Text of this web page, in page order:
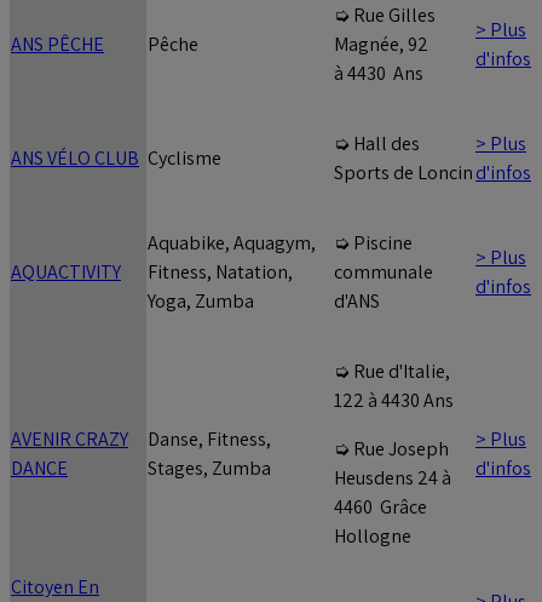
ANS PÊCHE Pêche
➭ Rue Gilles
Magnée, 92
à 4430 Ans
> Plus
d'infos
ANS VÉLO CLUB Cyclisme
➭ Hall des
Sports de Loncin
> Plus
d'infos
AQUACTIVITY
Aquabike, Aquagym,
Fitness, Natation,
Yoga, Zumba
➭ Piscine
communale
d'ANS
> Plus
d'infos
AVENIR CRAZY
DANCE
Danse, Fitness,
Stages, Zumba
➭ Rue d'Italie,
122 à 4430 Ans
➭ Rue Joseph
Heusdens 24 à
4460 Grâce
Hollogne
> Plus
d'infos
Citoyen En